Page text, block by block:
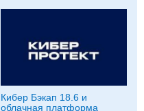
Кибер Бэкап 18.6 и
облачная платформа